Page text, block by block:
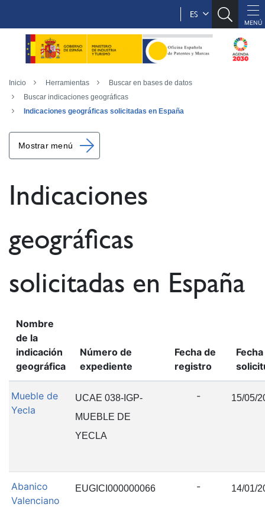
ES
Inicio Herramientas
Buscar en bases de datos
Buscar indicaciones geográficas
Indicaciones geográficas solicitadas en España
Mostrar menú
Indicaciones
geográficas
solicitadas en España
Nombre
de la
indicación
geográfica
Número de
expediente
Fecha de
registro
Mueble de
Yecla
UCAE 038-IGP-
MUEBLE DE
YECLA
- 15/05/
Abanico
Valenciano
EUGICI000000066 - 14/01/